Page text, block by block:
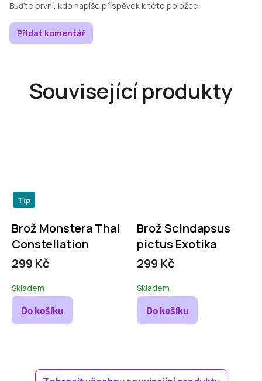
Související produkty
Tip
Brož Monstera Thai
Constellation
299 Kč
Skladem
Do košíku
Brož Scindapsus
pictus Exotika
299 Kč
Skladem
Do košíku
Buďte první, kdo napíše příspěvek k této položce.
Přidat komentář